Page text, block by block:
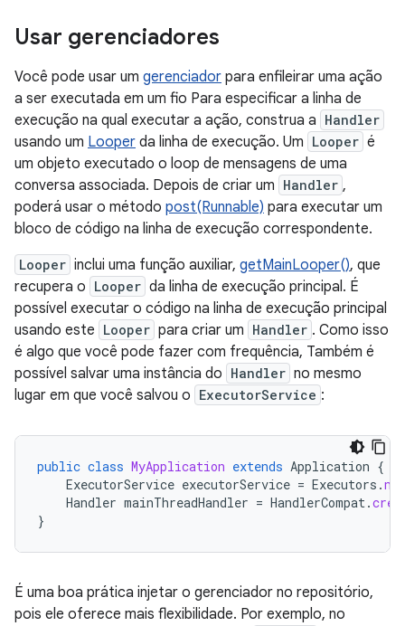
Usar gerenciadores
Você pode usar um gerenciador para enfileirar uma ação
a ser executada em um fio Para especificar a linha de
execução na qual executar a ação, construa a Handler
usando um Looper da linha de execução. Um Looper é
um objeto executado o loop de mensagens de uma
conversa associada. Depois de criar um Handler ,
poderá usar o método post(Runnable) para executar um
bloco de código na linha de execução correspondente.
Looper inclui uma função auxiliar, getMainLooper(), que
recupera o Looper da linha de execução principal. É
possível executar o código na linha de execução principal
usando este Looper para criar um Handler . Como isso
é algo que você pode fazer com frequência, Também é
possível salvar uma instância do Handler no mesmo
lugar em que você salvou o ExecutorService :
public class MyApplication extends Application {
ExecutorService executorService = Executors .
Handler mainThreadHandler = HandlerCompat.
}
É uma boa prática injetar o gerenciador no repositório,
pois ele oferece mais flexibilidade. Por exemplo, no